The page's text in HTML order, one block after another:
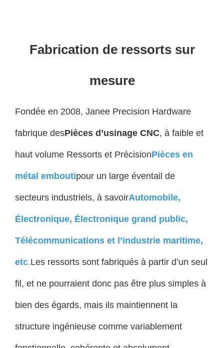
Fabrication de ressorts sur
mesure
Fondée en 2008, Janee Precision Hardware
fabrique desPièces d’usinage CNC, à faible et
haut volume Ressorts et PrécisionPièces en
métal emboutipour un large éventail de
secteurs industriels, à savoirAutomobile,
Électronique, Électronique grand public,
Télécommunications et l’industrie maritime,
etc.Les ressorts sont fabriqués à partir d’un seul
fil, et ne pourraient donc pas être plus simples à
bien des égards, mais ils maintiennent la
structure ingénieuse comme variablement